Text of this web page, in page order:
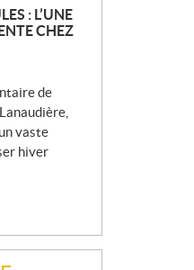
: L’UNE
CHEZ
de
vaste
hiver